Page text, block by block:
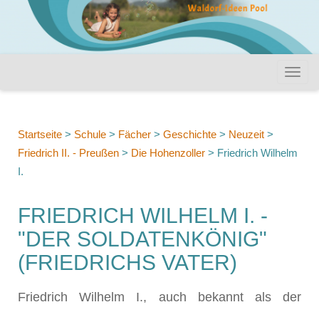
Startseite > Schule > Fächer > Geschichte > Neuzeit >
Friedrich II. - Preußen > Die Hohenzoller > Friedrich Wilhelm
I.
FRIEDRICH WILHELM I. -
"DER SOLDATENKÖNIG"
(FRIEDRICHS VATER)
Friedrich Wilhelm I., auch bekannt als der